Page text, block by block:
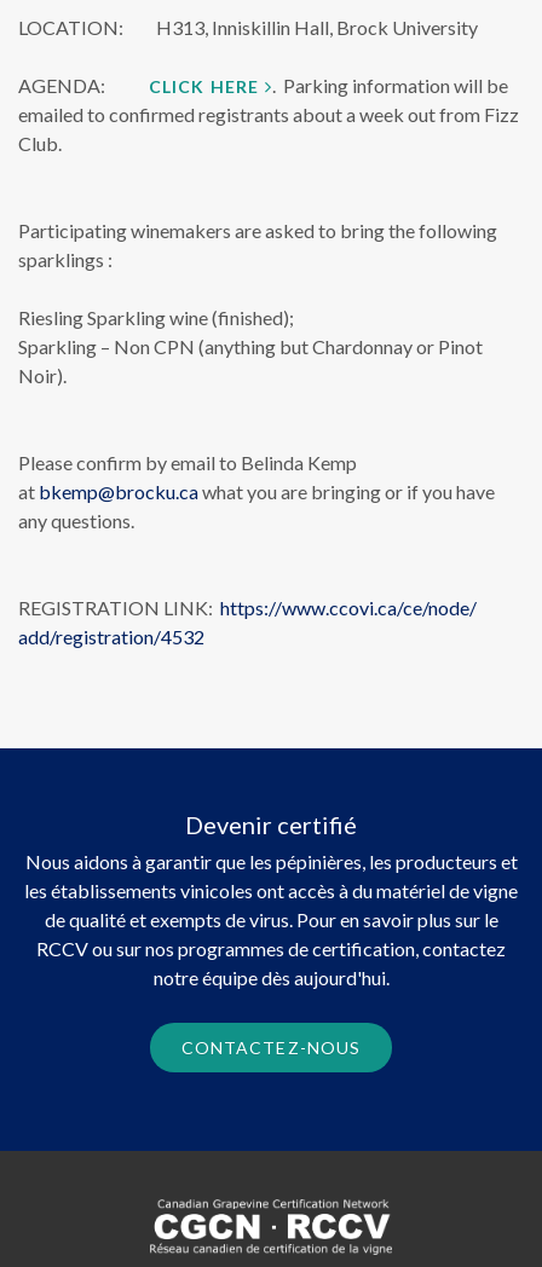
LOCATION: H313, Inniskillin Hall, Brock University
AGENDA: CLICK HERE
. Parking information will be
emailed to confirmed registrants about a week out from Fizz
Club.
Participating winemakers are asked to bring the following
sparklings :
Riesling Sparkling wine (finished);
Sparkling – Non CPN (anything but Chardonnay or Pinot
Noir).
Please confirm by email to Belinda Kemp
at bkemp@brocku.cawhat you are bringing or if you have
any questions.
REGISTRATION LINK: https://www.ccovi.ca/ce/node/
add/registration/4532
Devenir certifié
Nous aidons à garantir que les pépinières, les producteurs et
les établissements vinicoles ont accès à du matériel de vigne
de qualité et exempts de virus. Pour en savoir plus sur le
RCCV ou sur nos programmes de certification, contactez
notre équipe dès aujourd'hui.
CONTACTEZ-NOUS